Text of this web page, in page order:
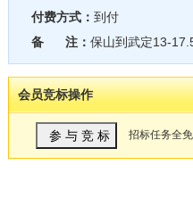
付费方式： 到付
备 注： 保山到武定13-
会员竞标操作
招标任务全免